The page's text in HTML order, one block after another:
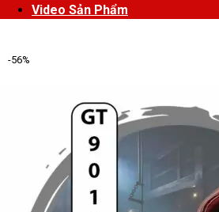
Video Sản Phẩm
-56%